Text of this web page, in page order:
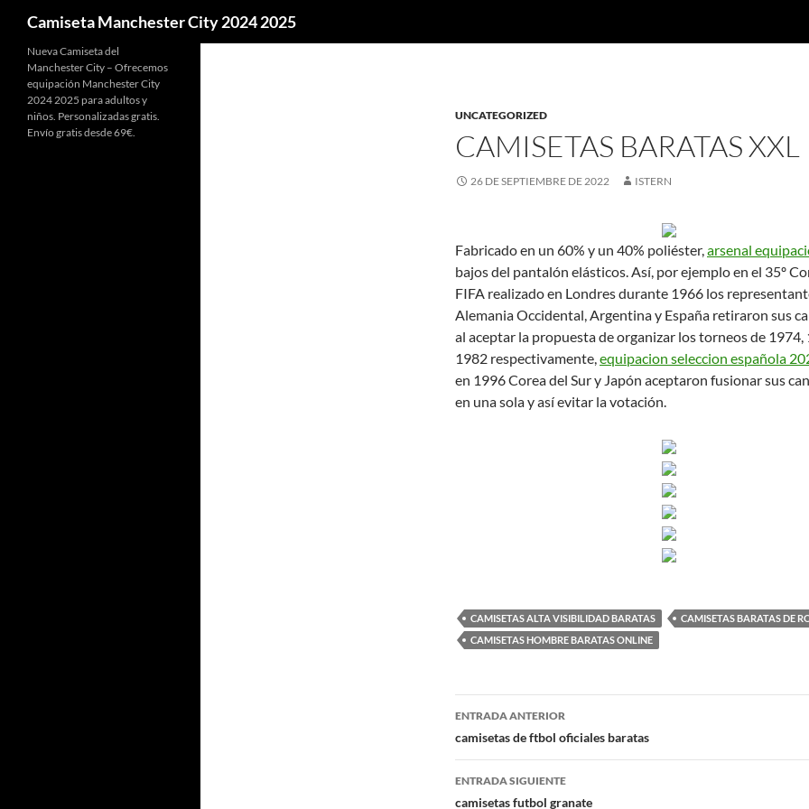
Camiseta Manchester City 2024 2025
UNCATEGORIZED
CAMISETAS BARATAS XXL
26 DE SEPTIEMBRE DE 2022 ISTERN
Fabricado en un 60% y un 40% poliéster,arsenal
bajos del pantalón elásticos. Así, por ejemplo en el 35º
FIFA realizado en Londres durante 1966 los
Alemania Occidental, Argentina y España retiraron sus
al aceptar la propuesta de organizar los torneos de 1974,
1982 respectivamente,equipacion seleccion española
en 1996 Corea del Sur y Japón aceptaron fusionar sus
en una sola y así evitar la votación.
CAMISETAS ALTA VISIBILIDAD BARATAS
CAMISETAS BARATAS DE
CAMISETAS HOMBRE BARATAS ONLINE
Navegación
de
entradas
ENTRADA ANTERIOR
camisetas de ftbol oficiales baratas
ENTRADA SIGUIENTE
camisetas futbol granate
Nueva Camiseta del
Manchester City – Ofrecemos
equipación Manchester City
2024 2025 para adultos y
niños. Personalizadas gratis.
Envío gratis desde 69€.